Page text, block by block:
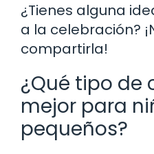
¿Tienes alguna
a la celebración?
compartirla!
¿Qué tipo de
mejor para
pequeños?